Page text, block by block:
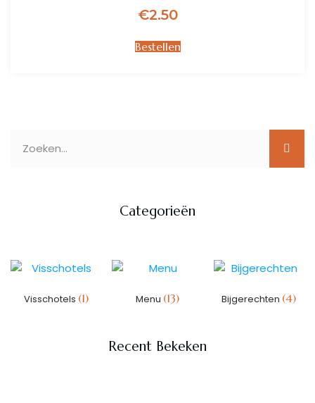
€2.50
Bestellen
Categorieën
Visschotels (1) Menu (13) Bijgerechten (4)
Recent Bekeken